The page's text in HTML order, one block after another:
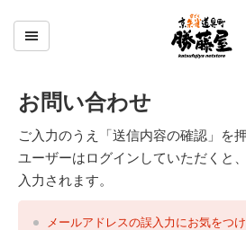
ここをクリックして左のメニューを
お問い合わせ
ご入力のうえ「送信内容の確認」を
ユーザーはログインしていただくと
入力されます。
メールアドレスの誤入力にお気をつけ